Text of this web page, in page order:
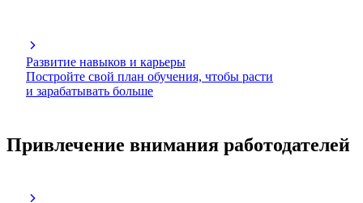
Развитие навыков и карьеры
Постройте свой план обучения, чтобы расти
и зарабатывать больше
Привлечение внимания работодателей